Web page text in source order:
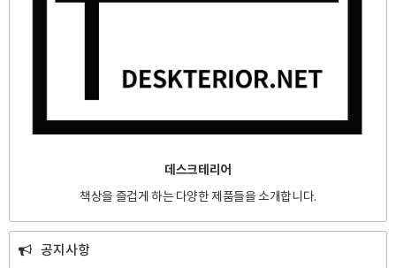
데스크테리어
책상을 즐겁게 하는 다양한 제품들을 소개합니다.
공지사항